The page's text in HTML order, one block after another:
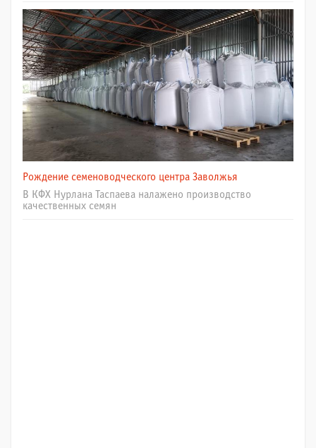
Рождение семеноводческого центра Заволжья
В КФХ Нурлана Таспаева налажено производство
качественных семян